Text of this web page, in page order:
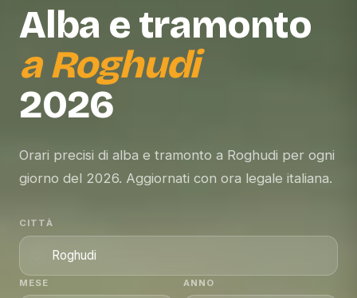
Alba e tramonto
aRoghudi
2026
Orari precisi di alba e tramonto a Roghudi per ogni
giorno del 2026. Aggiornati con ora legale italiana.
CITTÀ
MESE ANNO